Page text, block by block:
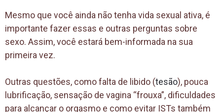
Mesmo que você ainda não tenha vida sexual ativa, é
importante fazer essas e outras perguntas sobre
sexo. Assim, você estará bem-informada na sua
primeira vez.
Outras questões, como falta de libido (tesão), pouca
lubrificação, sensação de vagina “frouxa”, dificuldades
para alcançar o orgasmo e como evitar ISTs também